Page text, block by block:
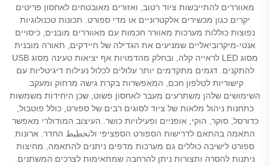
מאווררים להתייבשות ציוד רטוב, ואזורים מאובטחים לאחסון פריטים
יקרים כגון מכשירים אלקטרוניים או מדי ספורט. תכונות טכנולוגיות
נפוצות כוללות מערכות מאוורר חכמות עם מאווררים מובנים, כיסויים
אנטי-מיקרוביאליים שמניעים את הגדילה של חיידקים, תאורה מובנית
מסוג LED לראייה קלה, ובחלק מהדמויות אף יציאות טעינה מסוג USB
להתקנים. דגמים מתקדמים יותר עלולים לכלול נעילות דיגיטליות עם
קישוריות לטלפון חכם, המאפשרות בקרת גישה מרחוק ומעקב.
השימושים שלהן משתרעים מעבר לאחסון פשוט, שכן היחידות משמשות
כתחנות ניהול מלאות של ציוד לסוגים רבים של ספורט, כולל פוטבול,
כדורסל, סוקר, הוקי, אופניים ופעילויות כושר. העיצוב המודולרי מאפשר
התאמה בהתאם לדרישות הספורט הספציפי ולتخطيط החדר. ארונות
ספורט לישיבה כוללים גם מערכות מדפים ניתנים להתאמה, מחיצות
ניתנות להסרה ותצורות ניתן להרחבה שמתאימות לצרכים המשתנים.